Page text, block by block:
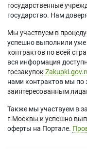
государственные
государство. Нам
Мы участвуем в
успешно выполнили уже
контрактов по всей
вся информация
госзакупок
нами контрактов мы по
заинтересованным
Также мы участвуем в
г.Москвы и успешно
оферты на Портале.